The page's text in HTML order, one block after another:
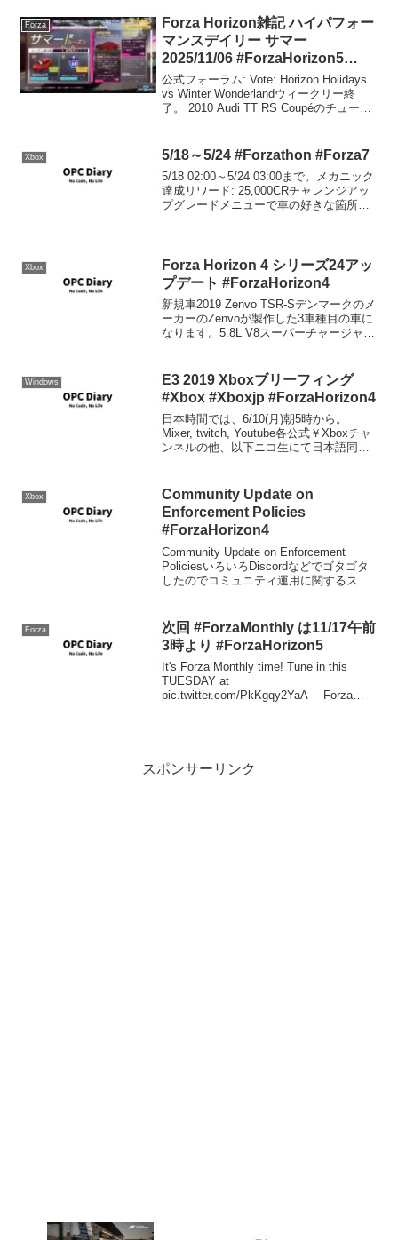
Forza
Forza Horizon雑記 ハイパフォー
マンスデイリー サマー
2025/11/06 #ForzaHorizon5
#Forzathon
公式フォーラム: Vote: Horizon Holidays
vs Winter Wonderlandウィークリー終
了。 2010 Audi TT RS Coupéのチューン
Xbox 5/18～5/24 #Forzathon #Forza7
5/18 02:00～5/24 03:00まで。メカニック
達成リワード: 25,000CRチャレンジアッ
プグレードメニューで車の好きな箇所を
Xbox
Forza Horizon 4 シリーズ24アッ
プデート #ForzaHorizon4
新規車2019 Zenvo TSR-Sデンマークのメ
ーカーのZenvoが製作した3車種目の車に
なります。5.8L V8スーパーチャージャー
は325km/hに達...
Windows
E3 2019 Xboxブリーフィング
#Xbox #Xboxjp #ForzaHorizon4
日本時間では、6/10(月)朝5時から。
Mixer, twitch, Youtube各公式￥Xboxチャ
ンネルの他、以下ニコ生にて日本語同時
中継） - 20...
Xbox
Community Update on
Enforcement Policies
#ForzaHorizon4
Community Update on Enforcement
PoliciesいろいろDiscordなどでゴタゴタ
したのでコミュニティ運用に関するステ
て、...
Forza
次回 #ForzaMonthly は11/17午前
3時より #ForzaHorizon5
It's Forza Monthly time! Tune in this
TUESDAY at
pic.twitter.com/PkKgqy2YaA— Forza
スポンサーリンク